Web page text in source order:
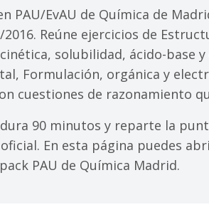
PAU/EvAU de Química de
2016. Reúne ejercicios de
solubilidad, ácido-base
Formulación, orgánica y
cuestiones de razonamiento
90 minutos y reparte la
En esta página puedes
PAU de Química Madrid.